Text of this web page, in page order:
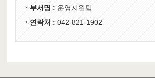
부서명 : 운영지원팀
연락처 : 042-821-1902